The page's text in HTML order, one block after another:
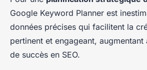
Google Keyword Planner est
données précises qui facilitent la
pertinent et engageant, augmentant
de succès en SEO.